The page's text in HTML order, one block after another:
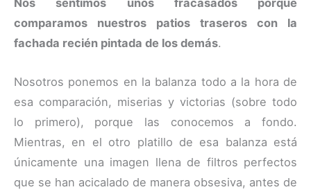
Nos sentimos unos fracasados porque
comparamos nuestros patios traseros con la
fachada recién pintada de los demás.
Nosotros ponemos en la balanza todo a la hora de
esa comparación, miserias y victorias (sobre todo
lo primero), porque las conocemos a fondo.
Mientras, en el otro platillo de esa balanza está
únicamente una imagen llena de filtros perfectos
que se han acicalado de manera obsesiva, antes de